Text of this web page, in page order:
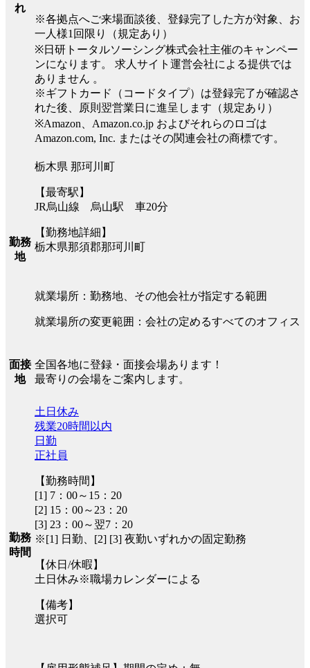
れ
※各拠点へご来場面談後、登録完了した方が対象、お
一人様1回限り（規定あり）
※日研トータルソーシング株式会社主催のキャンペー
ンになります。 求人サイト運営会社による提供では
ありません 。
※ギフトカード（コードタイプ）は登録完了が確認さ
れた後、原則翌営業日に進呈します（規定あり）
※Amazon、Amazon.co.jp およびそれらのロゴは
Amazon.com, Inc. またはその関連会社の商標です。
勤務
地
栃木県 那珂川町
【最寄駅】
JR烏山線 烏山駅 車20分
【勤務地詳細】
栃木県那須郡那珂川町
就業場所：勤務地、その他会社が指定する範囲
就業場所の変更範囲：会社の定めるすべてのオフィス
面接
地
全国各地に登録・面接会場あります！
最寄りの会場をご案内します。
勤務
時間
土日休み
残業20時間以内
日勤
正社員
【勤務時間】
[1] 7：00～15：20
[2] 15：00～23：20
[3] 23：00～翌7：20
※[1] 日勤、[2] [3] 夜勤いずれかの固定勤務
【休日/休暇】
土日休み※職場カレンダーによる
【備考】
選択可